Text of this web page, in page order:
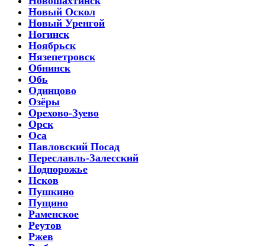
Новый Оскол
Новый Уренгой
Ногинск
Ноябрьск
Нязепетровск
Обнинск
Обь
Одинцово
Озёры
Орехово-Зуево
Орск
Оса
Павловский Посад
Переславль-Залесский
Подпорожье
Псков
Пушкино
Пущино
Раменское
Реутов
Ржев